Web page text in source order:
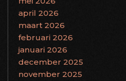
april 2026
maart 2026
februari 2026
januari 2026
december 2025
november 2025